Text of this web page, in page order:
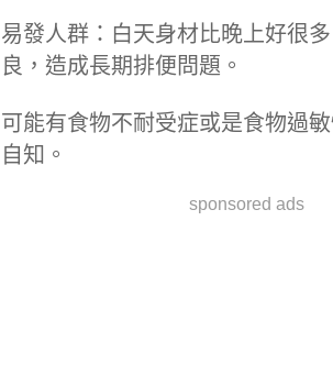
易發人群：白天身材比晚上好很
良，造成長期排便問題。
可能有食物不耐受症或是食物過
自知。
sponsored ads